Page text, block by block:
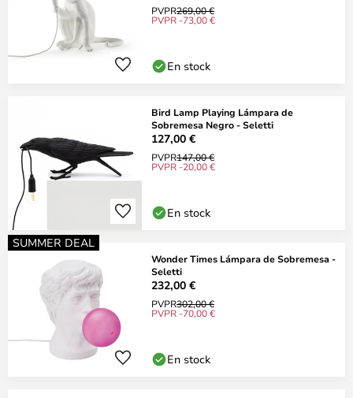
PVPR269,00 €
PVPR -73,00 €
En stock
Bird Lamp Playing Lámpara de
Sobremesa Negro - Seletti
127,00 €
PVPR147,00 €
PVPR -20,00 €
En stock
SUMMER DEAL
Wonder Times Lámpara de Sobremesa -
Seletti
232,00 €
PVPR302,00 €
PVPR -70,00 €
En stock